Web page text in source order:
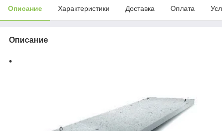
Описание Характеристики Доставка Оплата
Описание